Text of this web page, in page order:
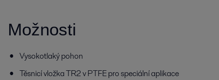
Možnosti
Vysokotlaký pohon
Těsnicí vložka TR2 v PTFE pro speciální aplikace